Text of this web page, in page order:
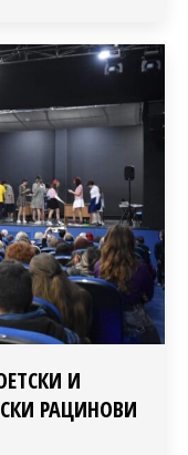
И
РАЦИНОВИ